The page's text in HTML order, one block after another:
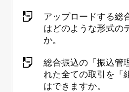
アップロードする総
はどのような形式の
か。
総合振込の「振込管
れた全ての取引を「
はできますか。